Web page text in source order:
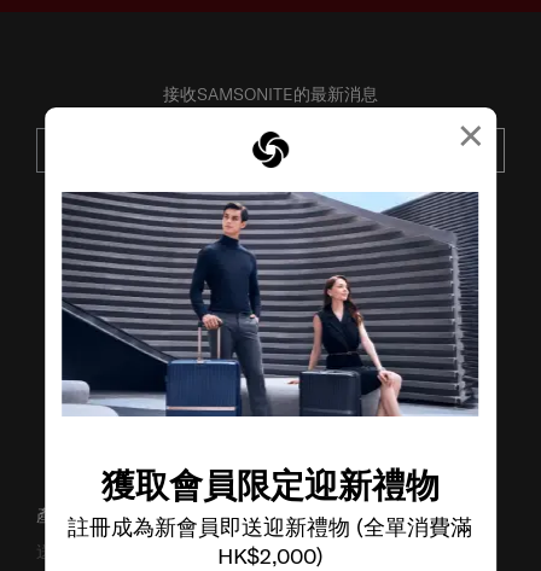
×
獲取會員限定迎新禮物
註冊成為新會員即送迎新禮物 (全單消費滿
HK$2,000)
接收SAMSONITE的最新消息
提交
了解其他品牌
產品支援/常見問題
送貨安排